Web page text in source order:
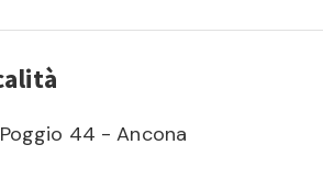
44 - Ancona